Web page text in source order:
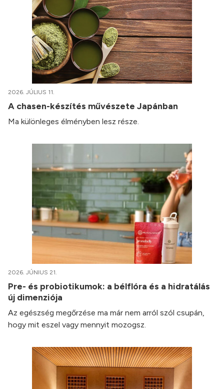
2026. JÚLIUS 11.
A chasen-készítés művészete Japánban
Ma különleges élményben lesz része.
2026. JÚNIUS 21.
Pre- és probiotikumok: a bélflóra és a hidratálás
új dimenziója
Az egészség megőrzése ma már nem arról szól csupán,
hogy mit eszel vagy mennyit mozogsz.